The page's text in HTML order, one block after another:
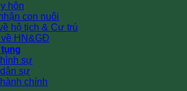
hôn
con nuôi
hộ tịch & Cư trú
về HN&GĐ
sự
sự
chính